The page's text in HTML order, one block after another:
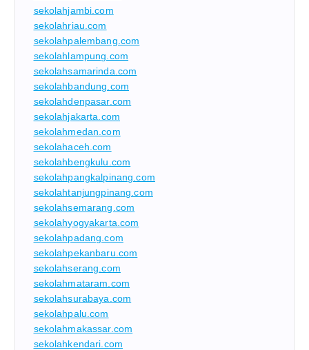
sekolahjambi.com
sekolahriau.com
sekolahpalembang.com
sekolahlampung.com
sekolahsamarinda.com
sekolahbandung.com
sekolahdenpasar.com
sekolahjakarta.com
sekolahmedan.com
sekolahaceh.com
sekolahbengkulu.com
sekolahpangkalpinang.com
sekolahtanjungpinang.com
sekolahsemarang.com
sekolahyogyakarta.com
sekolahpadang.com
sekolahpekanbaru.com
sekolahserang.com
sekolahmataram.com
sekolahsurabaya.com
sekolahpalu.com
sekolahmakassar.com
sekolahkendari.com